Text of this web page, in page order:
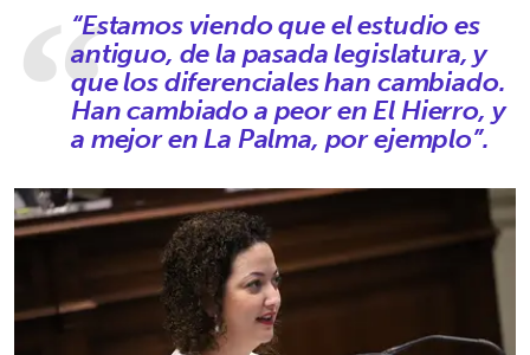
“Estamos viendo que el estudio es
antiguo, de la pasada legislatura, y
que los diferenciales han cambiado.
Han cambiado a peor en El Hierro, y
a mejor en La Palma, por ejemplo”.